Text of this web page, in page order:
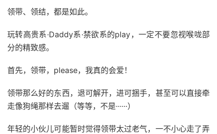
领带、领结，都是如此。
玩转高贵系·Daddy系·禁欲系的play，一定不要忽视喉咙部
分的精致感。
首先，领带，please，我真的会爱！
领带那么好的东西，退可解开，进可捆手，甚至可以直接牵
走像狗绳那样去遛（等等，不是······）
年轻的小伙儿可能暂时觉得领带太过老气，一不小心走了弄